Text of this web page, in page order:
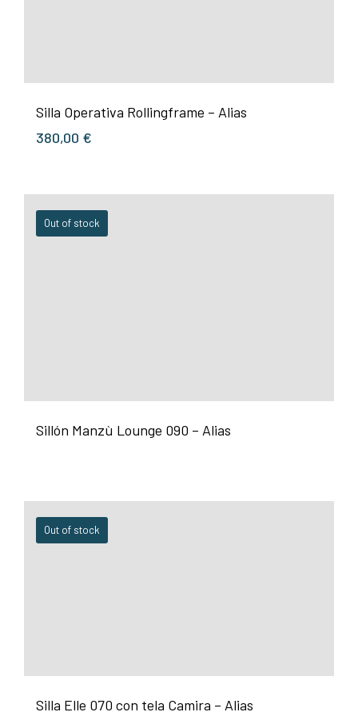
Silla Operativa Rollingframe – Alias
380,00 €
Out of stock
Sillón Manzù Lounge 090 – Alias
Out of stock
Silla Elle 070 con tela Camira – Alias